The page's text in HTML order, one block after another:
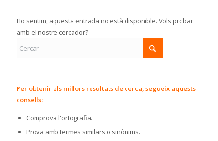
Ho sentim, aquesta entrada no està disponible. Vols probar
amb el nostre cercador?
Per obtenir els millors resultats de cerca, segueix aquests
consells:
Comprova l'ortografia.
Prova amb termes similars o sinònims.